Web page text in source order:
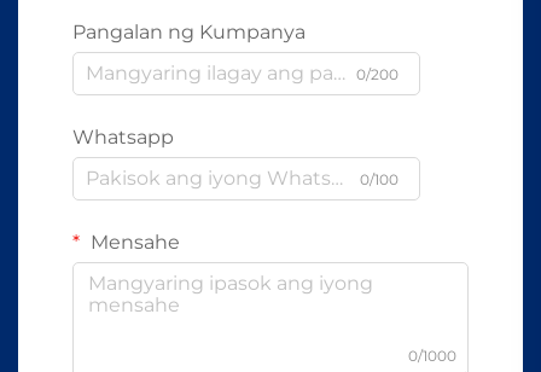
Pangalan ng Kumpanya
0/200
Whatsapp
0/100
Mensahe
0/1000